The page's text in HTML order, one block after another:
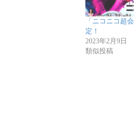
「ニコニコ超
定！
2023年2月9日
類似投稿